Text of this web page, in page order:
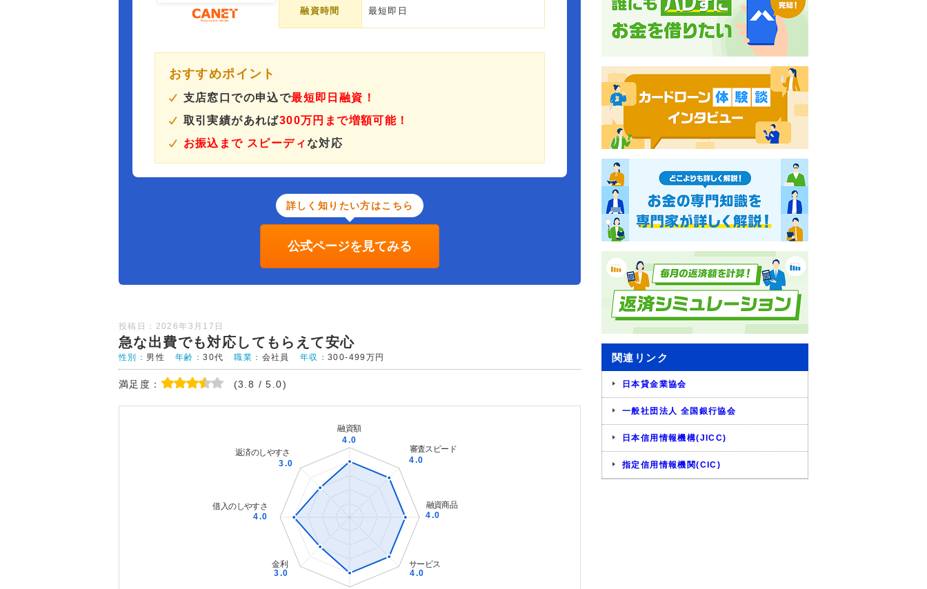
融資時間 最短即日
おすすめポイント
支店窓口での申込で最短即日融資！
取引実績があれば300万円まで増額可能！
お振込まで スピーディな対応
詳しく知りたい方はこちら
公式ページを見てみる
投稿日：2026年3月17日
急な出費でも対応してもらえて安心
性別： 男性 年齢：30代 職業： 会社員 年収：300-499万円
満足度： (3.8 / 5.0)
関連リンク
日本貸金業協会
一般社団法人 全国銀行協会
日本信用情報機構(JICC)
指定信用情報機関(CIC)